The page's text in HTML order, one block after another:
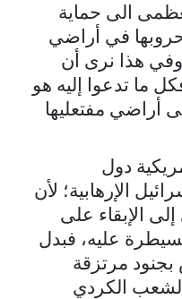
الى حماية
حروبها في أراضي
وفي هذا نرى أن
ما تدعوا إليه هو
أراضي مفتعليها
دول
الإرهابية؛ لأن
الإبقاء على
عليه، فبدل
بجنود مرتزقة
الكردي